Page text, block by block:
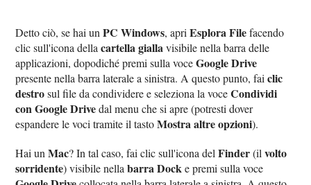
Detto ciò, se hai unPC Windows, apriEsplora Filefacendo
clic sull'icona dellacartella giallavisibile nella barra delle
applicazioni, dopodiché premi sulla voceGoogle Drive
presente nella barra laterale a sinistra. A questo punto, faiclic
destrosul file da condividere e seleziona la voceCondividi
con Google Drivedal menu che si apre (potresti dover
espandere le voci tramite il tastoMostra altre opzioni).
Hai unMac? In tal caso, fai clic sull'icona delFinder(ilvolto
sorridente) visibile nellabarra Docke premi sulla voce